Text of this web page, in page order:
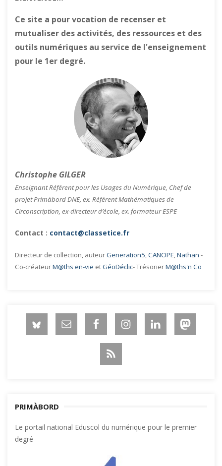
Ce site a pour vocation de recenser et
mutualiser des activités, des ressources et des
outils numériques au service de l'enseignement
pour le 1er degré.
Christophe GILGER
Enseignant Référent pour les Usages du Numérique, Chef de
projet Primàbord DNE, ex. Référent Mathématiques de
Circonscription, ex-directeur d’école, ex. formateur ESPE
Contact : contact@classetice.fr
Directeur de collection, auteurGeneration5,CANOPE,Nathan -
Co-créateurM@ths en-vie etGéoDéclic- TrésorierM@ths'n Co
PRIMÀBORD
Le portail national Eduscol du numérique pour le premier
degré